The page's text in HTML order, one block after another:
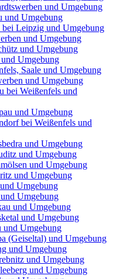
und Umgebung
und Umgebung
Leipzig und Umgebung
und Umgebung
und Umgebung
Umgebung
Saale und Umgebung
und Umgebung
bei Weißenfels und
und Umgebung
bei Weißenfels und
und Umgebung
und Umgebung
und Umgebung
und Umgebung
Umgebung
Umgebung
und Umgebung
und Umgebung
Umgebung
(Geiseltal) und Umgebung
und Umgebung
und Umgebung
und Umgebung